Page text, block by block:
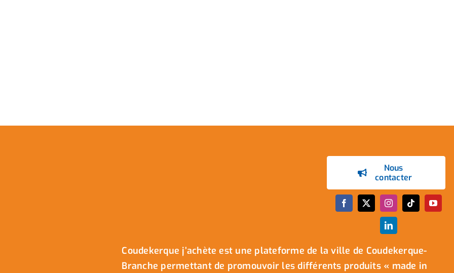
Nous
contacter
Coudekerque j’achète est une plateforme de la ville de Coudekerque-
Branche permettant de promouvoir les différents produits « made in